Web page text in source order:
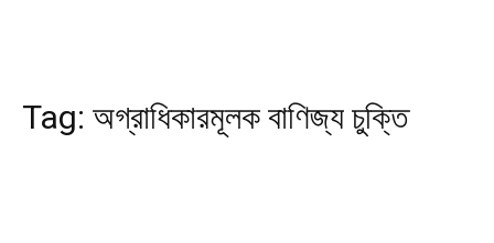
Tag: অগ্রাধিকারমূলক বাণিজ্য চুক্তি